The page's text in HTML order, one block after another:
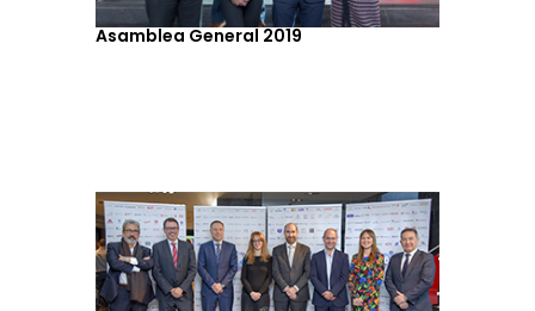
Asamblea General 2019